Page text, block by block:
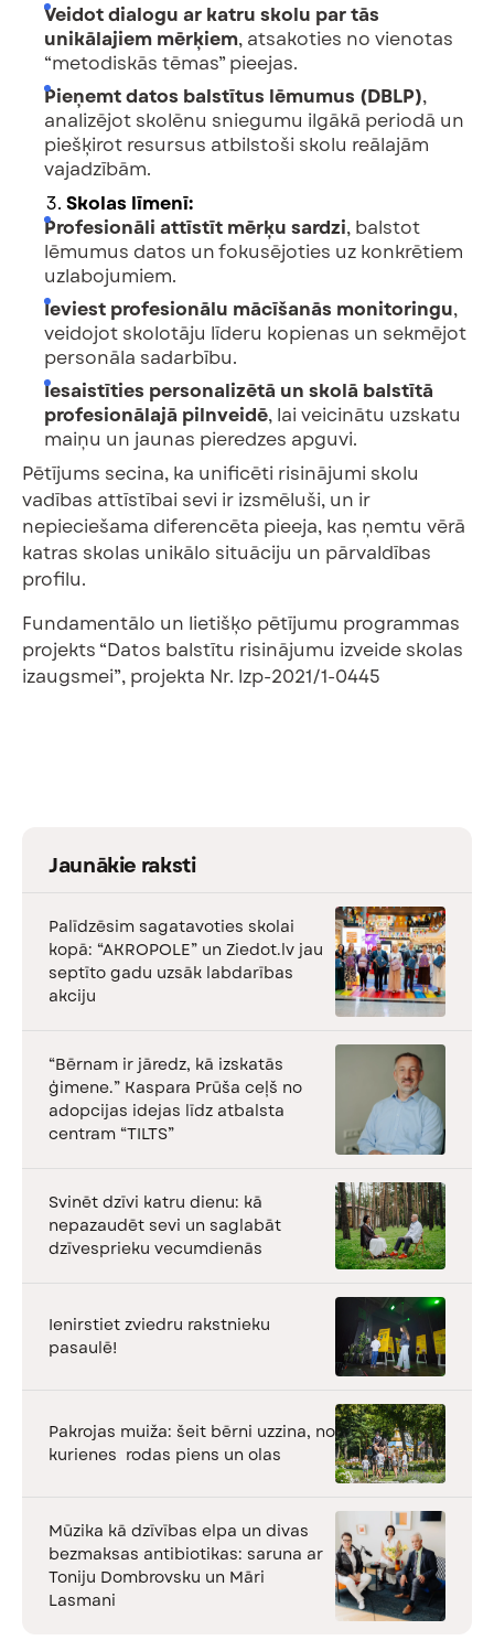
Veidot dialogu ar katru skolu par tās
unikālajiem mērķiem, atsakoties no vienotas
“metodiskās tēmas” pieejas.
Pieņemt datos balstītus lēmumus (DBLP),
analizējot skolēnu sniegumu ilgākā periodā un
piešķirot resursus atbilstoši skolu reālajām
vajadzībām.
Skolas līmenī:
Profesionāli attīstīt mērķu sardzi, balstot
lēmumus datos un fokusējoties uz konkrētiem
uzlabojumiem.
Ieviest profesionālu mācīšanās monitoringu,
veidojot skolotāju līderu kopienas un sekmējot
personāla sadarbību.
Iesaistīties personalizētā un skolā balstītā
profesionālajā pilnveidē, lai veicinātu uzskatu
maiņu un jaunas pieredzes apguvi.
Pētījums secina, ka unificēti risinājumi skolu
vadības attīstībai sevi ir izsmēluši, un ir
nepieciešama diferencēta pieeja, kas ņemtu vērā
katras skolas unikālo situāciju un pārvaldības
profilu.
Fundamentālo un lietišķo pētījumu programmas
projekts “Datos balstītu risinājumu izveide skolas
izaugsmei”, projekta Nr. lzp-2021/1-0445
Jaunākie raksti
Palīdzēsim sagatavoties skolai
kopā: “AKROPOLE” un Ziedot.lv jau
septīto gadu uzsāk labdarības
akciju
“Bērnam ir jāredz, kā izskatās
ģimene.” Kaspara Prūša ceļš no
adopcijas idejas līdz atbalsta
centram “TILTS”
Svinēt dzīvi katru dienu: kā
nepazaudēt sevi un saglabāt
dzīvesprieku vecumdienās
Ienirstiet zviedru rakstnieku
pasaulē!
Pakrojas muiža: šeit bērni uzzina, no
kurienes rodas piens un olas
Mūzika kā dzīvības elpa un divas
bezmaksas antibiotikas: saruna ar
Toniju Dombrovsku un Māri
Lasmani